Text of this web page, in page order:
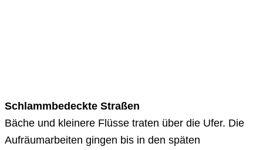
Schlammbedeckte Straßen
Bäche und kleinere Flüsse traten über die Ufer. Die
Aufräumarbeiten gingen bis in den späten